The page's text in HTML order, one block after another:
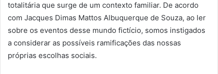
totalitária que surge de um contexto familiar. De acordo
com Jacques Dimas Mattos Albuquerque de Souza, ao ler
sobre os eventos desse mundo fictício, somos instigados
a considerar as possíveis ramificações das nossas
próprias escolhas sociais.